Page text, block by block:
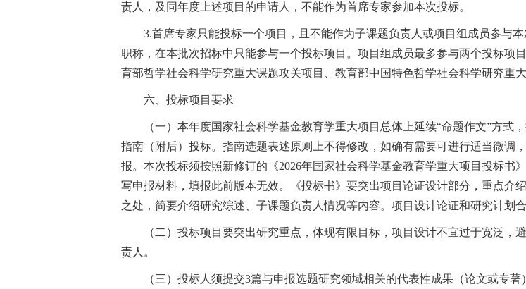
责人，及同年度上述项目的申请人，不能作为首席专家参加本次投标。
3.首席专家只能投标一个项目，且不能作为子课题负责人或项目组成员参与
职称，在本批次招标中只能参与一个投标项目。项目组成员最多参与两个投标项
育部哲学社会科学研究重大课题攻关项目、教育部中国特色哲学社会科学研究重
六、投标项目要求
（一）本年度国家社会科学基金教育学重大项目总体上延续“命题作文”方
指南（附后）投标。指南选题表述原则上不得修改，如确有需要可进行适当微调
报。本次投标须按照新修订的《2026年国家社会科学基金教育学重大项目投标书
写申报材料，填报此前版本无效。《投标书》要突出项目论证设计部分，重点介
之处，简要介绍研究综述、子课题负责人情况等内容。项目设计论证和研究计划合
（二）投标项目要突出研究重点，体现有限目标，项目设计不宜过于宽泛
责人。
（三）投标人须提交3篇与申报选题研究领域相关的代表性成果（论文或专著